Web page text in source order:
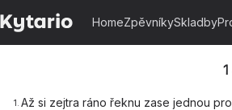
HomeZpěvníkySkladby
1. Až si zejtra ráno řeknu zase jednou